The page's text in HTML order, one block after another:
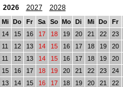
2026 2027 2028
Mi Do Fr Sa So Mo Di Mi Do Fr
14 15 16 17 18 19 20 21 22 23
11 12 13 14 15 16 17 18 19 20
11 12 13 14 15 16 17 18 19 20
15 16 17 18 19 20 21 22 23 24
13 14 15 16 17 18 19 20 21 22